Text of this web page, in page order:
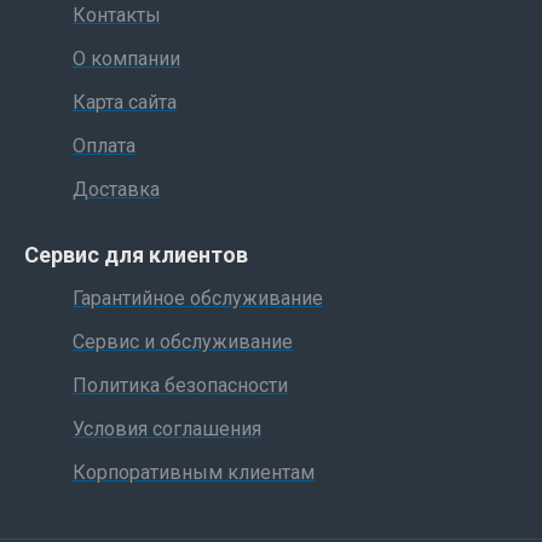
Контакты
О компании
Карта сайта
Оплата
Доставка
Сервис для клиентов
Гарантийное обслуживание
Сервис и обслуживание
Политика безопасности
Условия соглашения
Корпоративным клиентам